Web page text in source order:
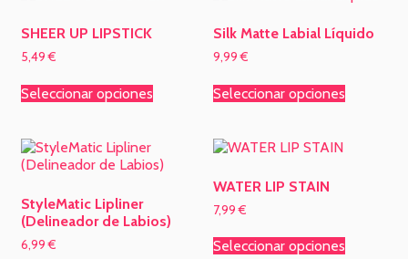
SHEER UP LIPSTICK
5,49€
Seleccionar opciones
Silk Matte Labial Líquido
9,99€
Seleccionar opciones
StyleMatic Lipliner
(Delineador de Labios)
6,99€
WATER LIP STAIN
7,99€
Seleccionar opciones